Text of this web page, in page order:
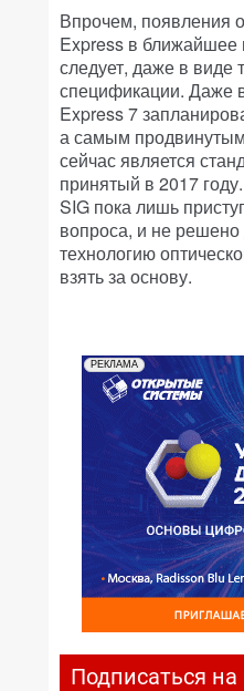
Впрочем, появления
Express в ближайшее
следует, даже в виде
спецификации. Даже
Express 7
а самым
сейчас является
принятый в 2017
SIG пока лишь
вопроса, и не
технологию
взять за основу.
РЕКЛАМА
Подписаться на